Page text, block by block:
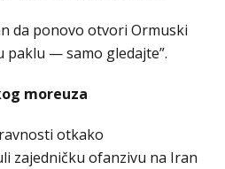
da ponovo otvori Ormuski
paklu — samo gledajte”.
moreuza
otkako
zajedničku ofanzivu na Iran